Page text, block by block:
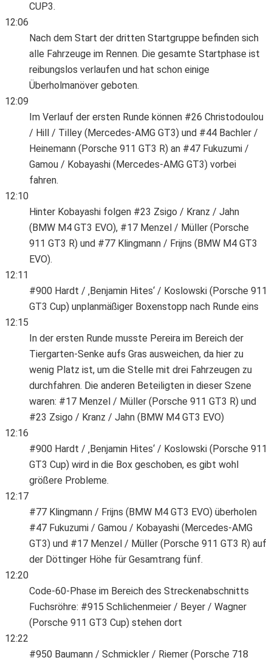
CUP3.
12:06
Nach dem Start der dritten Startgruppe befinden sich
alle Fahrzeuge im Rennen. Die gesamte Startphase ist
reibungslos verlaufen und hat schon einige
Überholmanöver geboten.
12:09
Im Verlauf der ersten Runde können #26 Christodoulou
/ Hill / Tilley (Mercedes-AMG GT3) und #44 Bachler /
Heinemann (Porsche 911 GT3 R) an #47 Fukuzumi /
Gamou / Kobayashi (Mercedes-AMG GT3) vorbei
fahren.
12:10
Hinter Kobayashi folgen #23 Zsigo / Kranz / Jahn
(BMW M4 GT3 EVO), #17 Menzel / Müller (Porsche
911 GT3 R) und #77 Klingmann / Frijns (BMW M4 GT3
EVO).
12:11
#900 Hardt / ‚Benjamin Hites‘ / Koslowski (Porsche 911
GT3 Cup) unplanmäßiger Boxenstopp nach Runde eins
12:15
In der ersten Runde musste Pereira im Bereich der
Tiergarten-Senke aufs Gras ausweichen, da hier zu
wenig Platz ist, um die Stelle mit drei Fahrzeugen zu
durchfahren. Die anderen Beteiligten in dieser Szene
waren: #17 Menzel / Müller (Porsche 911 GT3 R) und
#23 Zsigo / Kranz / Jahn (BMW M4 GT3 EVO)
12:16
#900 Hardt / ‚Benjamin Hites‘ / Koslowski (Porsche 911
GT3 Cup) wird in die Box geschoben, es gibt wohl
größere Probleme.
12:17
#77 Klingmann / Frijns (BMW M4 GT3 EVO) überholen
#47 Fukuzumi / Gamou / Kobayashi (Mercedes-AMG
GT3) und #17 Menzel / Müller (Porsche 911 GT3 R) auf
der Döttinger Höhe für Gesamtrang fünf.
12:20
Code-60-Phase im Bereich des Streckenabschnitts
Fuchsröhre: #915 Schlichenmeier / Beyer / Wagner
(Porsche 911 GT3 Cup) stehen dort
12:22
#950 Baumann / Schmickler / Riemer (Porsche 718